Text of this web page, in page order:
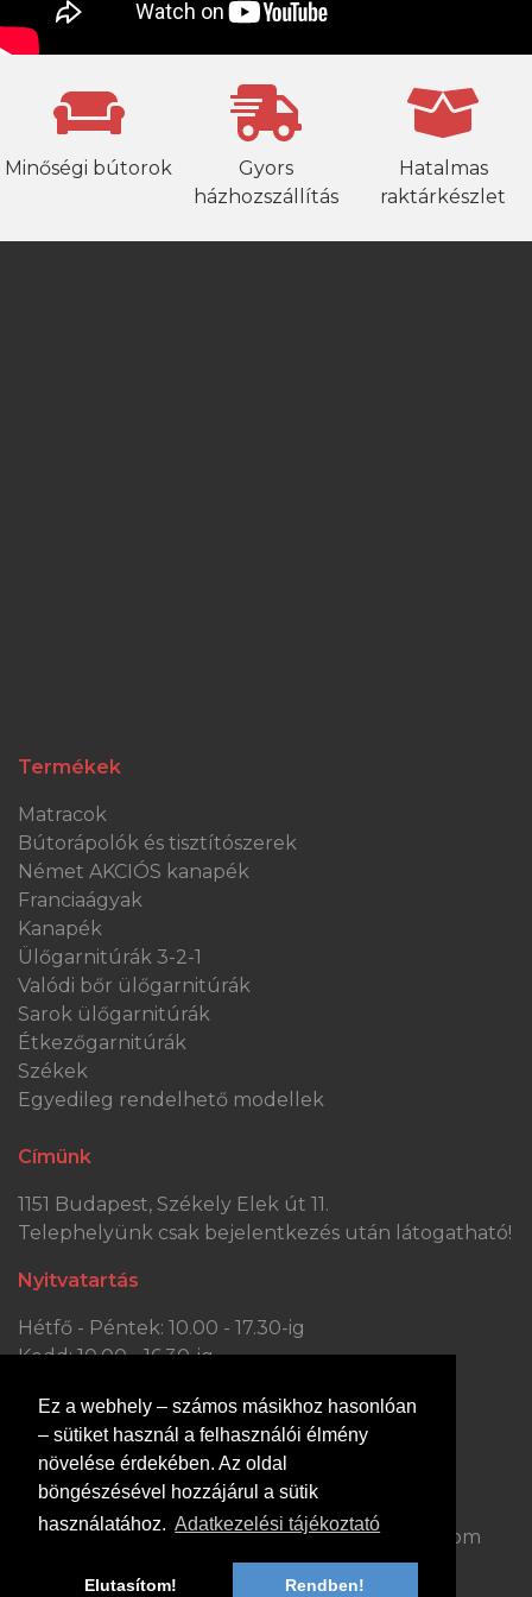
Ez a webhely – számos másikhoz hasonlóan
– sütiket használ a felhasználói élmény
növelése érdekében. Az oldal
böngészésével hozzájárul a sütik
használatához. Adatkezelési tájékoztató
Elutasítom! Rendben!
Minőségi bútorok
Gyors
házhozszállítás
Hatalmas
raktárkészlet
Termékek
Matracok
Bútorápolók és tisztítószerek
Német AKCIÓS kanapék
Franciaágyak
Kanapék
Ülőgarnitúrák 3-2-1
Valódi bőr ülőgarnitúrák
Sarok ülőgarnitúrák
Étkezőgarnitúrák
Székek
Egyedileg rendelhető modellek
Címünk
1151 Budapest, Székely Elek út 11.
Telephelyünk csak bejelentkezés után látogatható!
Nyitvatartás
Hétfő - Péntek: 10.00 - 17.30-ig
Kedd: 10.00 - 16.30-ig
Vasárnap: ZÁRVA
Kapcsolat
Hívjon minket:
+36 70 363 0447
dejobutor@gmail.com